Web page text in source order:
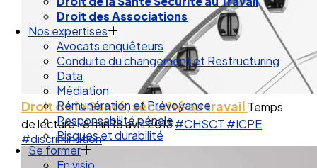
Droit des Associations
Nos expertises
Avocats enquêteurs
Conduite du changement et Restructuring
Data
Médiation
Rémunération et Prévoyance
Responsabilité pénale
Risques et durabilité
Se former
En visio
Droit de la Santé, sécurité au travail Temps
de lecture : 8 min18 avril 2013#CHSCT #ICPE
#discrimination